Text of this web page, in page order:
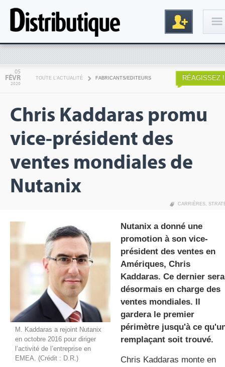
Inscription
gratuite
05
FÉVR
2020
TOUTE L'ACTUALITÉ FABRICANTS/EDITEURS RÉAGISSEZ !
Chris Kaddaras promu
vice-président des
ventes mondiales de
Nutanix
CARRIÈRES,
M. Kaddaras a rejoint Nutanix
en octobre 2016 pour diriger
l’activité de l’entreprise en
EMEA. (Crédit : D.R.)
Nutanix a donné une
promotion à son vice-
président des ventes en
Amériques, Chris
Kaddaras. Ce dernier sera
désormais en charge des
ventes mondiales. Il
gardera le premier
périmètre jusqu'à ce
remplaçant soit trouvé.
Chris Kaddaras monte en